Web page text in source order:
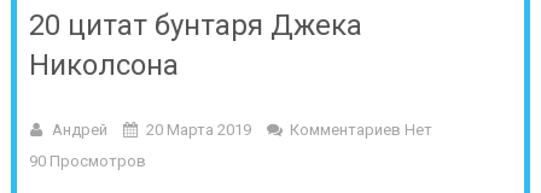
20 цитат бунтаря Джека
Николсона
Андрей 20 Марта 2019
Комментариев Нет
90 Просмотров